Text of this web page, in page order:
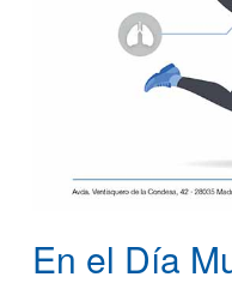
En el Día